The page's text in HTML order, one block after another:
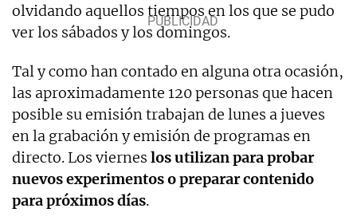
olvidando aquellos tiempos en los que se pudo
ver los sábados y los domingos.
Tal y como han contado en alguna otra ocasión,
las aproximadamente 120 personas que hacen
posible su emisión trabajan de lunes a jueves
en la grabación y emisión de programas en
directo. Los viernes los utilizan para probar
nuevos experimentos o preparar contenido
para próximos días.